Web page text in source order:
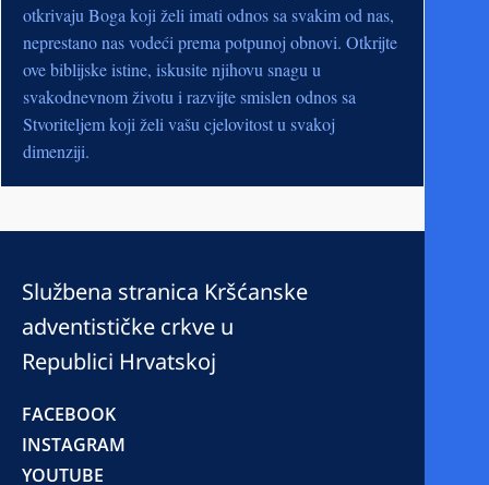
otkrivaju Boga koji želi imati odnos sa svakim od nas,
neprestano nas vodeći prema potpunoj obnovi. Otkrijte
ove biblijske istine, iskusite njihovu snagu u
svakodnevnom životu i razvijte smislen odnos sa
Stvoriteljem koji želi vašu cjelovitost u svakoj
dimenziji.
Službena stranica Kršćanske
adventističke crkve u
Republici Hrvatskoj
FACEBOOK
INSTAGRAM
YOUTUBE